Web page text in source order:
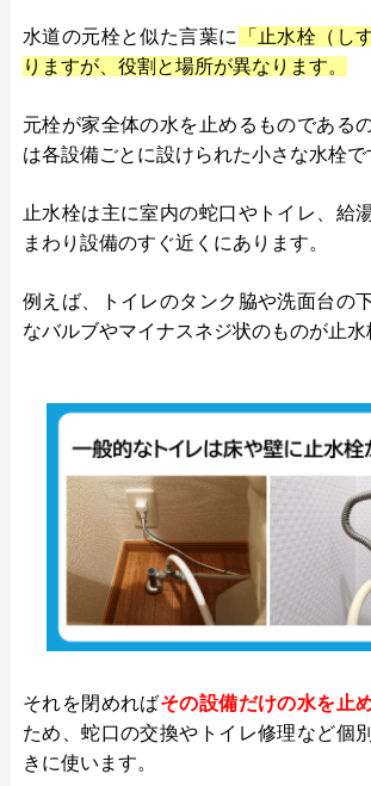
水道の元栓と似た言葉に
「止水栓（し
りますが、役割と場所が異なります。
元栓が家全体の水を止めるものである
は各設備ごとに設けられた小さな水栓で
止水栓は主に室内の蛇口やトイレ、給
まわり設備のすぐ近くにあります。
例えば、トイレのタンク脇や洗面台の
なバルブやマイナスネジ状のものが止水
それを閉めればその設備だけの水を止
ため、蛇口の交換やトイレ修理など個
きに使います。